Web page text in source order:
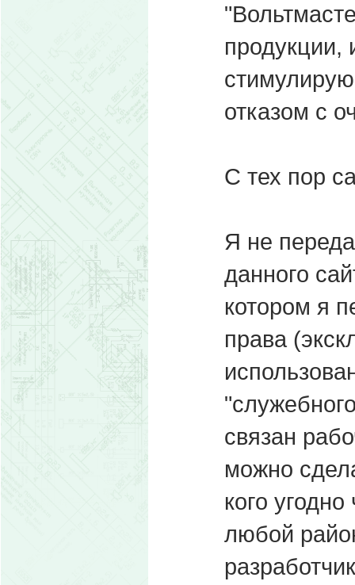
продукции,
отказом с
С тех пор
Я не
данного
котором я
права
связан
можно
кого
любой